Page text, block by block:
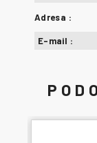
Adresa :
E-mail :